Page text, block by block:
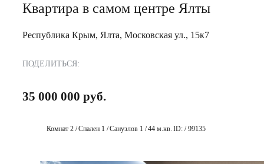
Квартира в самом центре Ялты
Республика Крым, Ялта, Московская ул., 15к7
ПОДЕЛИТЬСЯ:
35 000 000 руб.
Комнат 2 /Спален 1 /Санузлов 1 /44 м.кв. ID: / 99135